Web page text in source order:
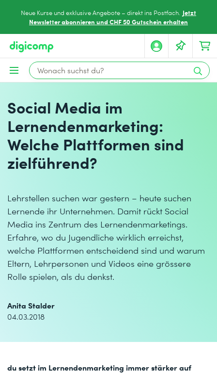
Neue Kurse und exklusive Angebote – direkt ins Postfach. Jetzt
Newsletter abonnieren und CHF 50 Gutschein erhalten
Social Media im
Lernendenmarketing:
Welche Plattformen sind
zielführend?
Lehrstellen suchen war gestern – heute suchen
Lernende ihr Unternehmen. Damit rückt Social
Media ins Zentrum des Lernendenmarketings.
Erfahre, wo du Jugendliche wirklich erreichst,
welche Plattformen entscheidend sind und warum
Eltern, Lehrpersonen und Videos eine grössere
Rolle spielen, als du denkst.
Anita Stalder
04.03.2018
du setzt im Lernendenmarketing immer stärker auf